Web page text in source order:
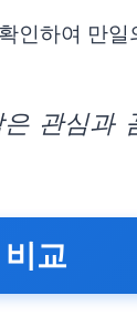
인하여 만
관심과
교